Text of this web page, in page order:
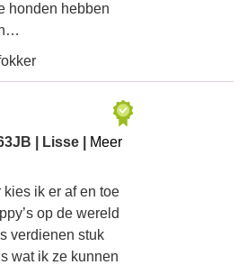
honden hebben
| Lisse |
Meer
ik er af en toe
op de wereld
verdienen stuk
wat ik ze kunnen